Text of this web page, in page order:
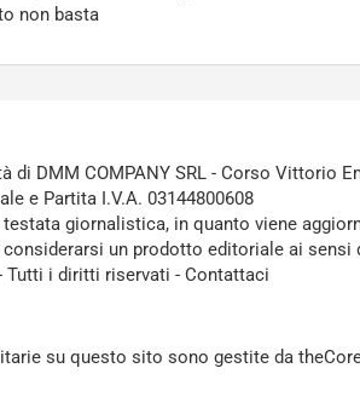
non basta
di DMM COMPANY SRL - Corso Vittorio
e Partita I.V.A. 03144800608
giornalistica, in quanto viene
un prodotto editoriale ai sensi
Tutti i diritti riservati - Contattaci
su questo sito sono gestite da